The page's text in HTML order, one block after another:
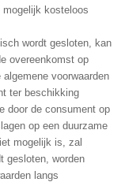
kosteloos
wordt gesloten, kan
overeenkomst op
voorwaarden
ter beschikking
door de consument op
op een duurzame
mogelijk is, zal
gesloten, worden
langs